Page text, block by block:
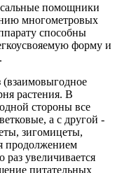
помощники
многометровых
способны
форму и
(взаимовыгодное
растения. В
стороны все
а с другой -
зигомицеты,
продолжением
увеличивается
питательных